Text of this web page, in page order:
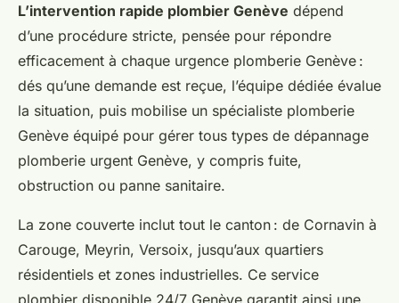
L’intervention rapide plombier Genève dépend
d’une procédure stricte, pensée pour répondre
efficacement à chaque urgence plomberie Genève :
dés qu’une demande est reçue, l’équipe dédiée évalue
la situation, puis mobilise un spécialiste plomberie
Genève équipé pour gérer tous types de dépannage
plomberie urgent Genève, y compris fuite,
obstruction ou panne sanitaire.
La zone couverte inclut tout le canton : de Cornavin à
Carouge, Meyrin, Versoix, jusqu’aux quartiers
résidentiels et zones industrielles. Ce service
plombier disponible 24/7 Genève garantit ainsi une